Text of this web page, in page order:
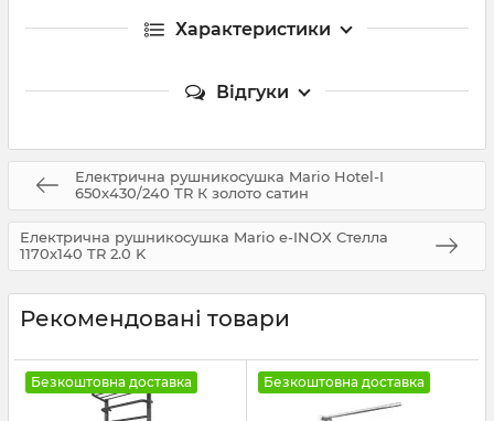
Характеристики
Відгуки
Електрична рушникосушка Mario Hotel-І
650х430/240 TR К золото сатин
Електрична рушникосушка Mario e-INOX Стелла
1170х140 TR 2.0 K
Рекомендовані товари
Безкоштовна доставка Безкоштовна доставка